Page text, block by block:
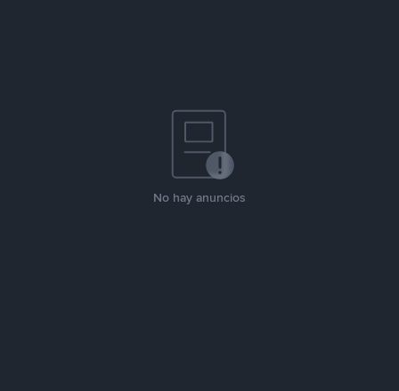
No hay anuncios